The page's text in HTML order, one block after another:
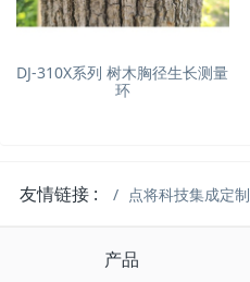
DJ-310X系列 树木胸径生长测量
环
友情链接 : 点将科技集成定制
产品